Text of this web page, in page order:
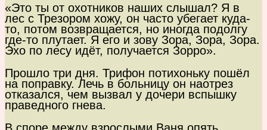
«Это ты от охотников наших слышал? Я в
лес с Трезором хожу, он часто убегает куда-
то, потом возвращается, но иногда подолгу
где-то плутает. Я его и зову Зора, Зора, Зора.
Эхо по лесу идёт, получается Зорро».
Прошло три дня. Трифон потихоньку пошёл
на поправку. Лечь в больницу он наотрез
отказался, чем вызвал у дочери вспышку
праведного гнева.